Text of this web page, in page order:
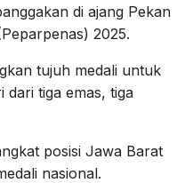
di ajang Pekan
2025.
tujuh medali untuk
dari tiga emas, tiga
posisi Jawa Barat
nasional.